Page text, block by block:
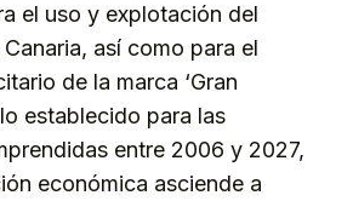
el uso y explotación del
así como para el
de la marca ‘Gran
lo establecido para las
entre 2006 y 2027,
económica asciende a